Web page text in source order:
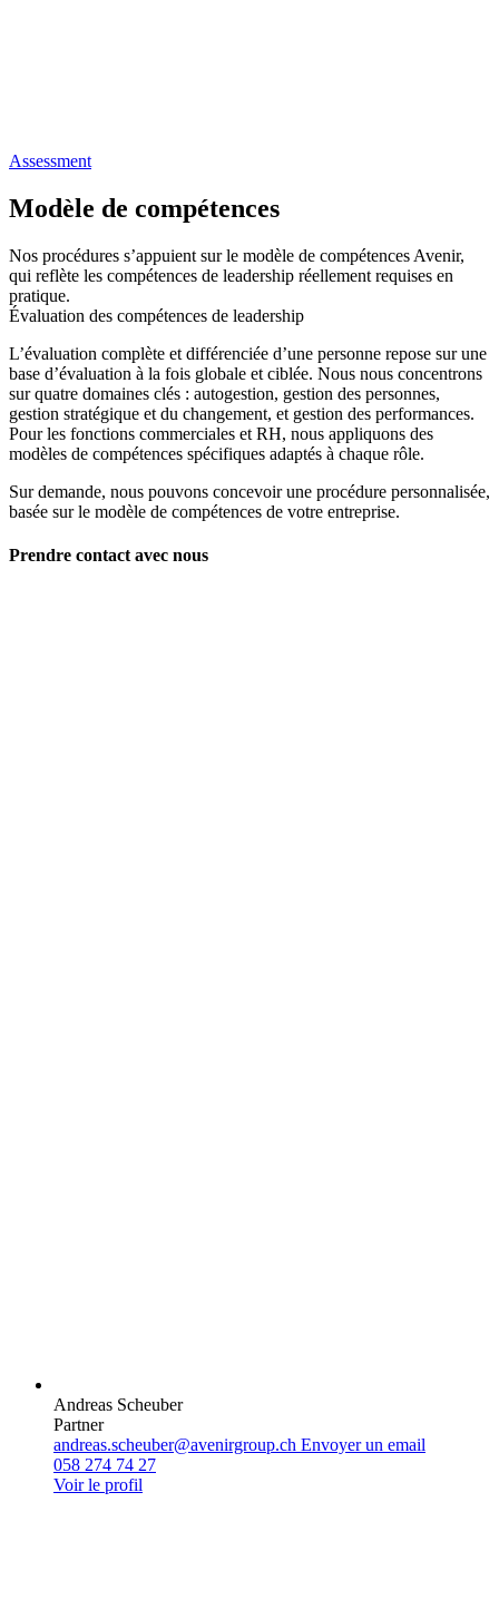
Assessment
Modèle de compétences
Nos procédures s’appuient sur le modèle de compétences Avenir,
qui reflète les compétences de leadership réellement requises en
pratique.
Évaluation des compétences de leadership
L’évaluation complète et différenciée d’une personne repose sur une
base d’évaluation à la fois globale et ciblée. Nous nous concentrons
sur quatre domaines clés : autogestion, gestion des personnes,
gestion stratégique et du changement, et gestion des performances.
Pour les fonctions commerciales et RH, nous appliquons des
modèles de compétences spécifiques adaptés à chaque rôle.
Sur demande, nous pouvons concevoir une procédure personnalisée,
basée sur le modèle de compétences de votre entreprise.
Prendre contact avec nous
Andreas Scheuber
Partner
andreas.scheuber@avenirgroup.ch Envoyer un email
058 274 74 27
Voir le profil